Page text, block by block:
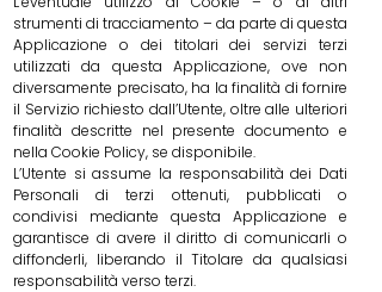
strumenti di tracciamento – da parte di questa
Applicazione o dei titolari dei servizi terzi
utilizzati da questa Applicazione, ove non
diversamente precisato, ha la finalità di fornire
il Servizio richiesto dall’Utente, oltre alle ulteriori
finalità descritte nel presente documento e
nella Cookie Policy, se disponibile.
L’Utente si assume la responsabilità dei Dati
Personali di terzi ottenuti, pubblicati o
condivisi mediante questa Applicazione e
garantisce di avere il diritto di comunicarli o
diffonderli, liberando il Titolare da qualsiasi
responsabilità verso terzi.